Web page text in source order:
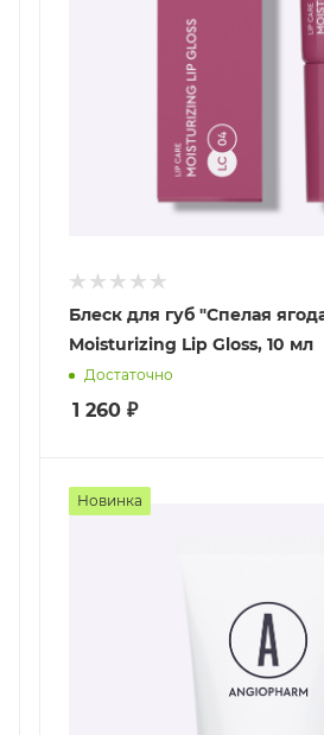
Блеск для губ "Спелая
Moisturizing Lip Gloss, 10 мл
Достаточно
1 260 ₽
Новинка